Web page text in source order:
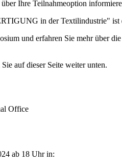
Ihre Teilnahmeoption
in der Textilindustrie" ist
und erfahren Sie mehr über
auf dieser Seite weiter unten.
Office
ab 18 Uhr in: